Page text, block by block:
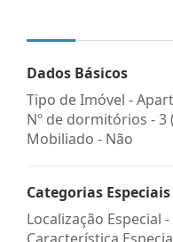
Dados Básicos
Tipo de Imóvel -
Nº de dormitórios - 3
Mobiliado - Não
Categorias Especiais
Localização Especial